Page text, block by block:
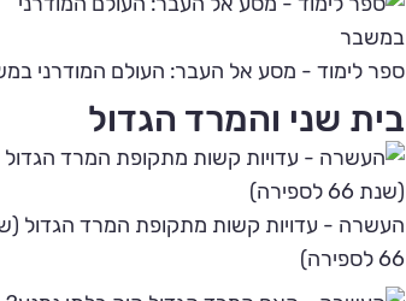
ספר לימוד - מסע אל העבר: העולם המודרני
בית שני והמרד הגדול
העשרה - עדויות קשות מתקופת המרד הגדול
66 לספירה)